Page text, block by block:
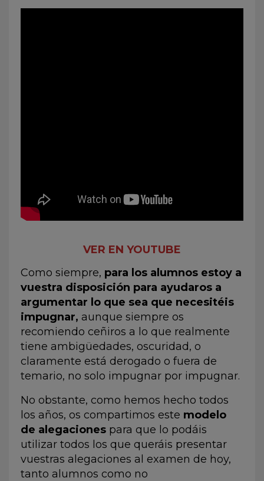
VER EN YOUTUBE
Como siempre, para los alumnos estoy a
vuestra disposición para ayudaros a
argumentar lo que sea que necesitéis
impugnar, aunque siempre os
recomiendo ceñiros a lo que realmente
tiene ambigüedades, oscuridad, o
claramente está derogado o fuera de
temario, no solo impugnar por impugnar.
No obstante, como hemos hecho todos
los años, os compartimos este modelo
de alegaciones para que lo podáis
utilizar todos los que queráis presentar
vuestras alegaciones al examen de hoy,
tanto alumnos como no